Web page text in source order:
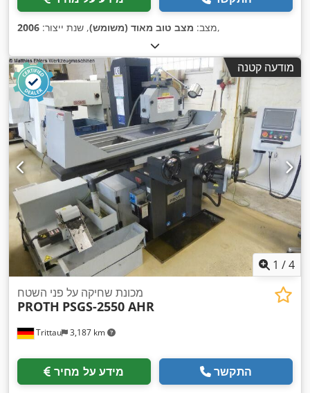
מצב: מצב טוב מאוד (משומש), שנת ייצור: 2006 ,
מודעה קטנה
1 /4
Trittau 3,187 km
מכונת שחיקה על פני השטח
PROTH PSGS-2550 AHR
מידע על מחיר התקשר